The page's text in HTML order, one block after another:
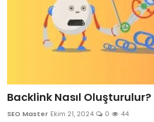
Backlink Nasıl Oluşturulur?
SEO Master Ekim 21, 2024 0 44